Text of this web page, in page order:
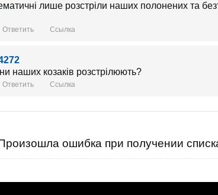
лише розстріли наших полонених та
Ответить Ссылка
наших козаків розстрілюють?
Ответить Ссылка
ошибка при получении